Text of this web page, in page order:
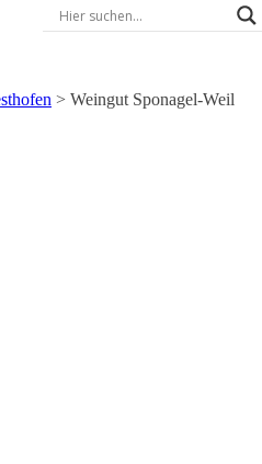
> Weingut Sponagel-Weil